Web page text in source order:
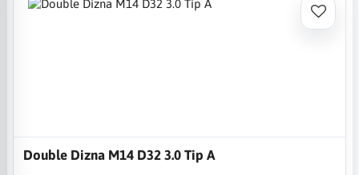
Double Dizna M14 D32 3.0 Tip A